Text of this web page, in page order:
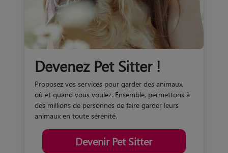
Devenez Pet Sitter !
Proposez vos services pour garder des animaux,
où et quand vous voulez. Ensemble, permettons à
des millions de personnes de faire garder leurs
animaux en toute sérénité.
Devenir Pet Sitter